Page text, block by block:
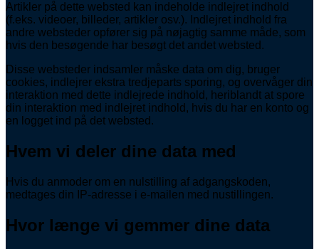
Artikler på dette websted kan indeholde indlejret indhold
(f.eks. videoer, billeder, artikler osv.). Indlejret indhold fra
andre websteder opfører sig på nøjagtig samme måde, som
hvis den besøgende har besøgt det andet websted.
Disse websteder indsamler måske data om dig, bruger
cookies, indlejrer ekstra tredjeparts sporing, og overvåger din
interaktion med dette indlejrede indhold, heriblandt at spore
din interaktion med indlejret indhold, hvis du har en konto og
en logget ind på det websted.
Hvem vi deler dine data med
Hvis du anmoder om en nulstilling af adgangskoden,
medtages din IP-adresse i e-mailen med nustillingen.
Hvor længe vi gemmer dine data